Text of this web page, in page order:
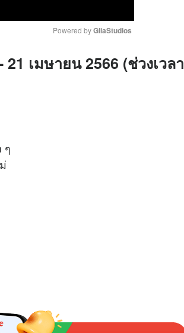
M
Powered by GliaStudios
เมษายน 2566 (ช่วงเวลา
าง ๆ
หม่